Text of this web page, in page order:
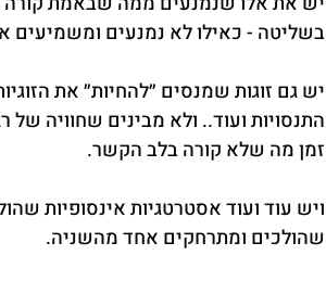
בשליטה - כאילו לא נמנעים
יש גם זוגות שמנסים ״להחיות״ את
התנסויות ועוד.. ולא מבינים שחוויה של
זמן מה שלא קורה בלב הקשר.
ויש עוד ועוד אסטרטגיות אינסופיות
שהולכים ומתרחקים אחד מהשניה.